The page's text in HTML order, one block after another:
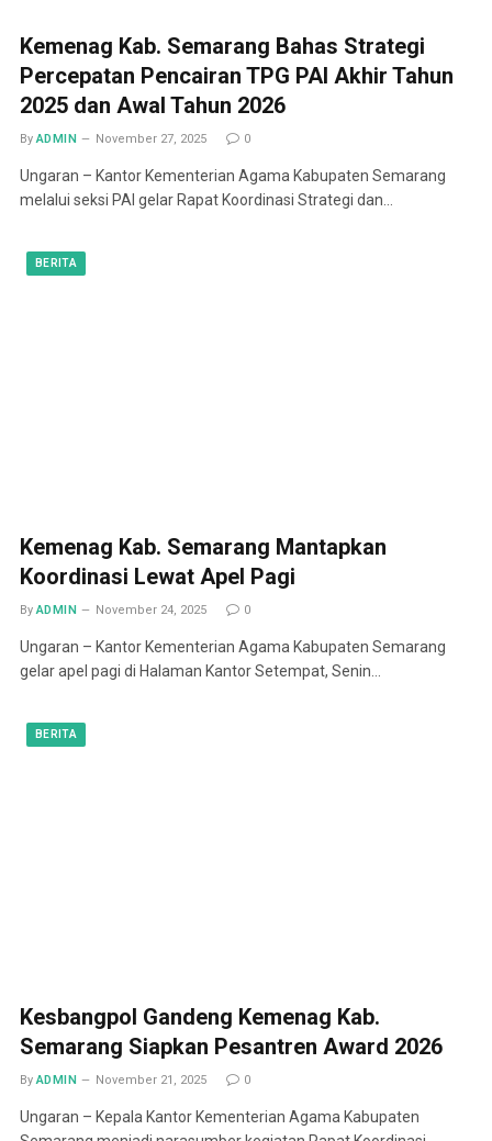
Kemenag Kab. Semarang Bahas Strategi
Percepatan Pencairan TPG PAI Akhir Tahun
2025 dan Awal Tahun 2026
By ADMIN November 27, 2025 0
Ungaran – Kantor Kementerian Agama Kabupaten Semarang
melalui seksi PAI gelar Rapat Koordinasi Strategi dan…
BERITA
Kemenag Kab. Semarang Mantapkan
Koordinasi Lewat Apel Pagi
By ADMIN November 24, 2025 0
Ungaran – Kantor Kementerian Agama Kabupaten Semarang
gelar apel pagi di Halaman Kantor Setempat, Senin…
BERITA
Kesbangpol Gandeng Kemenag Kab.
Semarang Siapkan Pesantren Award 2026
By ADMIN November 21, 2025 0
Ungaran – Kepala Kantor Kementerian Agama Kabupaten